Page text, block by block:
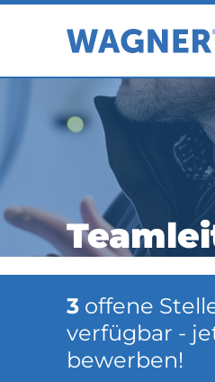
3 offene
verfügbar -
bewerben!